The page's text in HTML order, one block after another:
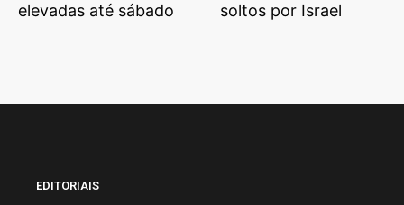
elevadas até sábado
soltos por Israel
EDITORIAIS